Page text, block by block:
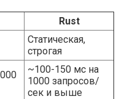
Rust
Статическая,
строгая
~100-150 мс на
1000 запросов/
сек и выше